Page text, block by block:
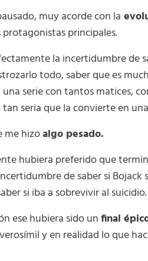
muy acorde con la
principales.
la incertidumbre de
todo, saber que es
serie con tantos matices,
seria que la convierte en una
me hizoalgo pesado.
hubiera preferido que
de saber si
si iba a sobrevivir al suicidio.
ese hubiera sido unfinal
y en realidad lo que